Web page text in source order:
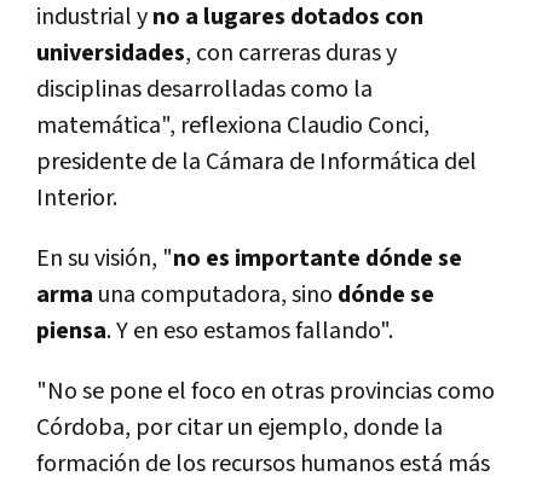
industrial yno a lugares dotados con
universidades, con carreras duras y
disciplinas desarrolladas como la
matemática", reflexiona Claudio Conci,
presidente de la Cámara de Informática del
Interior.
En su visión, "no es importante dónde se
arma una computadora, sino dónde se
piensa. Y en eso estamos fallando".
"No se pone el foco en otras provincias como
Córdoba, por citar un ejemplo, donde la
formación de los recursos humanos está más